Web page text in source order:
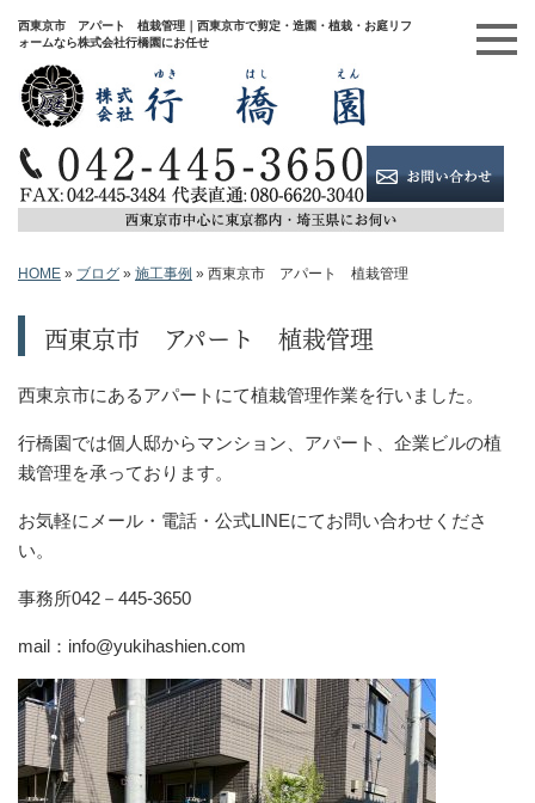
西東京市 アパート 植栽管理｜西東京市で剪定・造園・植栽・お庭リフ
ォームなら株式会社行橋園にお任せ
HOME » ブログ » 施工事例 » 西東京市 アパート 植栽管理
西東京市 アパート 植栽管理
西東京市にあるアパートにて植栽管理作業を行いました。
行橋園では個人邸からマンション、アパート、企業ビルの植
栽管理を承っております。
お気軽にメール・電話・公式LINEにてお問い合わせくださ
い。
事務所042－445-3650
mail：info@yukihashien.com